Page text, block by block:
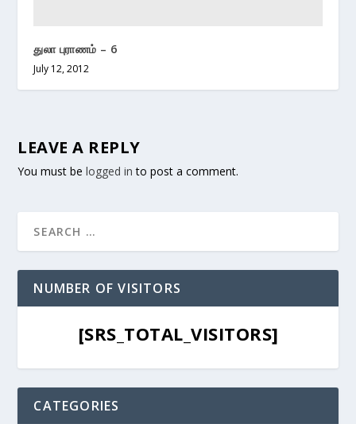
துலா புராணம் – 6
July 12, 2012
LEAVE A REPLY
You must belogged in to post a comment.
NUMBER OF VISITORS
[SRS_TOTAL_VISITORS]
CATEGORIES